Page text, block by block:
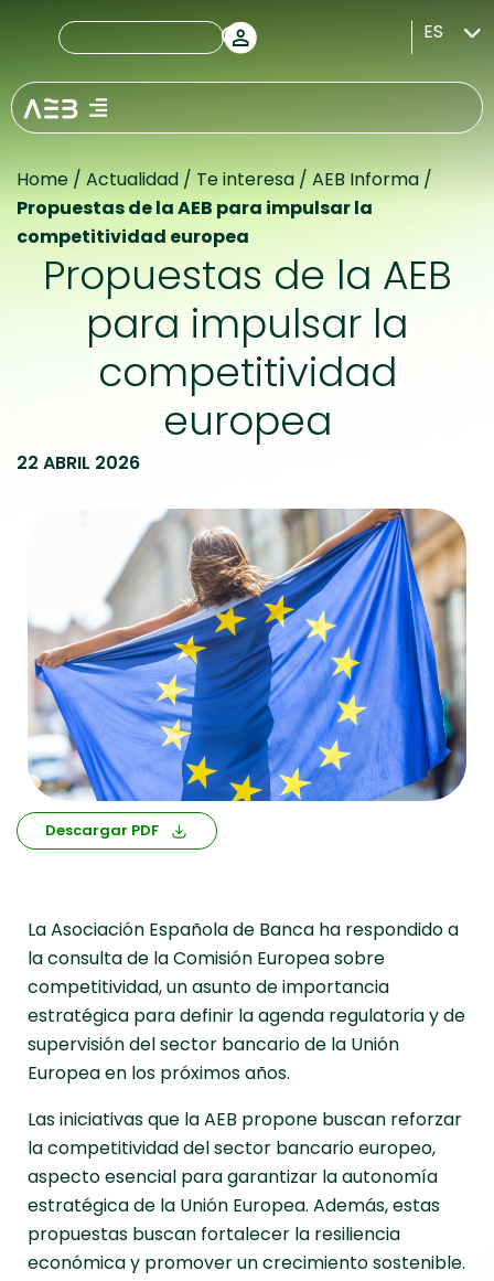
ES
Home / Actualidad / Te interesa / AEB Informa /
Propuestas de la AEB para impulsar la
competitividad europea
Propuestas de la AEB
para impulsar la
competitividad
europea
22 ABRIL 2026
Descargar PDF
La Asociación Española de Banca ha respondido a
la consulta de la Comisión Europea sobre
competitividad, un asunto de importancia
estratégica para definir la agenda regulatoria y de
supervisión del sector bancario de la Unión
Europea en los próximos años.
Las iniciativas que la AEB propone buscan reforzar
la competitividad del sector bancario europeo,
aspecto esencial para garantizar la autonomía
estratégica de la Unión Europea. Además, estas
propuestas buscan fortalecer la resiliencia
económica y promover un crecimiento sostenible.